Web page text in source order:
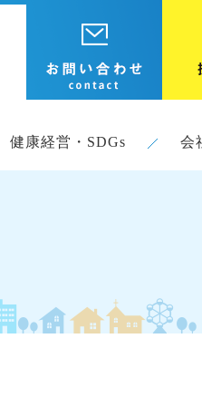
健康経営・SDGs 会